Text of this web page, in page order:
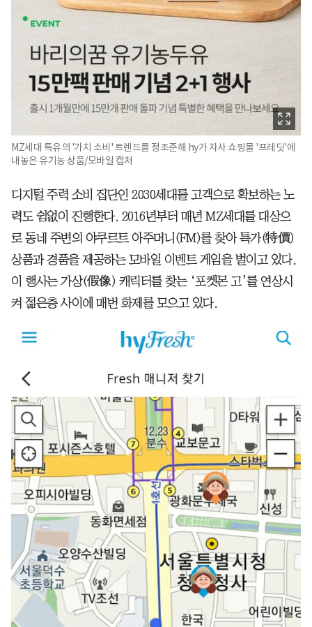
MZ세대 특유의 '가치 소비' 트렌드를 정조준해 hy가 자사 쇼핑몰 '프레딧'에
내놓은 유기농 상품/모바일 캡처
디지털 주력 소비 집단인 2030세대를 고객으로 확보하는 노
력도 쉼없이 진행한다. 2016년부터 매년 MZ세대를 대상으
로 동네 주변의 야쿠르트 아주머니(FM)를 찾아 특가(特價)
상품과 경품을 제공하는 모바일 이벤트 게임을 벌이고 있다.
이 행사는 가상(假像) 캐릭터를 찾는 ‘포켓몬 고’를 연상시
켜 젊은층 사이에 매번 화제를 모으고 있다.